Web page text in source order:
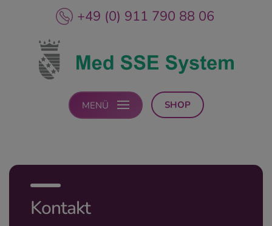
+49 (0) 911 790 88 06
MENÜ SHOP
Kontakt